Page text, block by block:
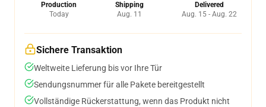
Production
Today
Shipping
Aug. 11
Delivered
Aug. 15 - Aug. 22
Sichere Transaktion
Weltweite Lieferung bis vor Ihre Tür
Sendungsnummer für alle Pakete bereitgestellt
Vollständige Rückerstattung, wenn das Produkt nicht